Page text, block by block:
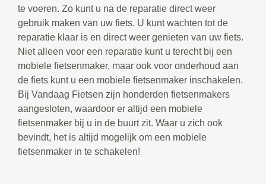
te voeren. Zo kunt u na de reparatie direct weer
gebruik maken van uw fiets. U kunt wachten tot de
reparatie klaar is en direct weer genieten van uw fiets.
Niet alleen voor een reparatie kunt u terecht bij een
mobiele fietsenmaker, maar ook voor onderhoud aan
de fiets kunt u een mobiele fietsenmaker inschakelen.
Bij Vandaag Fietsen zijn honderden fietsenmakers
aangesloten, waardoor er altijd een mobiele
fietsenmaker bij u in de buurt zit. Waar u zich ook
bevindt, het is altijd mogelijk om een mobiele
fietsenmaker in te schakelen!